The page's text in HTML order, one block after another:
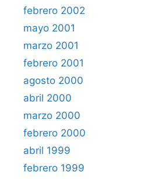
febrero 2002
mayo 2001
marzo 2001
febrero 2001
agosto 2000
abril 2000
marzo 2000
febrero 2000
abril 1999
febrero 1999